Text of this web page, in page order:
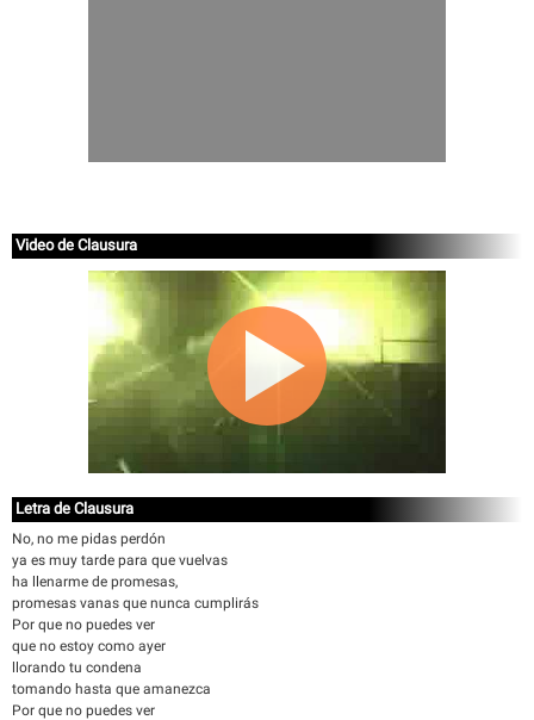
Video de Clausura
Letra de Clausura
No, no me pidas perdón
ya es muy tarde para que vuelvas
ha llenarme de promesas,
promesas vanas que nunca cumplirás
Por que no puedes ver
que no estoy como ayer
llorando tu condena
tomando hasta que amanezca
Por que no puedes ver